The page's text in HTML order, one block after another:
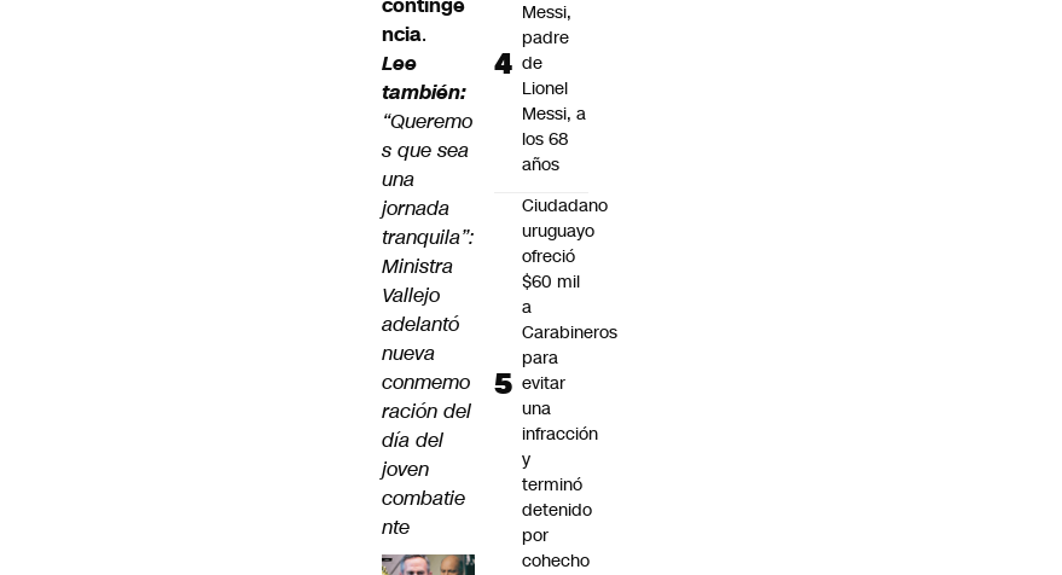
ncia.
Lee
también:
“Queremo
s que sea
una
jornada
tranquila”:
Ministra
Vallejo
adelantó
nueva
conmemo
ración del
día del
joven
combatie
nte
Messi,
padre
de
Lionel
Messi, a
los 68
años
Ciudadano
uruguayo
ofreció
$60 mil
a
Carabineros
para
evitar
una
infracción
y
terminó
detenido
por
cohecho